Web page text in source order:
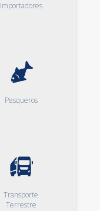
Importadores
Pesqueros
Transporte
Terrestre